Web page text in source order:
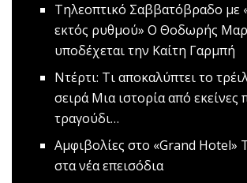
Τηλεοπτικό Σαββατόβραδο με
εκτός ρυθμού» O Θοδωρής
υποδέχεται την Καίτη Γαρμπή
Ντέρτι: Τι αποκαλύπτει το
σειράΜια ιστορία από εκείνες
τραγούδι…
Αμφιβολίες στο «Grand Hotel»
στα νέα επεισόδια